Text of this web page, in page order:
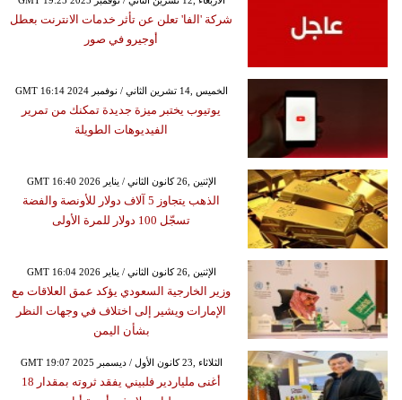
شركة 'الفا' تعلن عن تأثر خدمات الانترنت بعطل
أوجيرو في صور
GMT 16:14 2024 الخميس ,14 تشرين الثاني / نوفمبر
يوتيوب يختبر ميزة جديدة تمكنك من تمرير
الفيديوهات الطويلة
GMT 16:40 2026 الإثنين ,26 كانون الثاني / يناير
الذهب يتجاوز 5 آلاف دولار للأونصة والفضة
تسجّل 100 دولار للمرة الأولى
GMT 16:04 2026 الإثنين ,26 كانون الثاني / يناير
وزير الخارجية السعودي يؤكد عمق العلاقات مع
الإمارات ويشير إلى اختلاف في وجهات النظر
بشأن اليمن
GMT 19:07 2025 الثلاثاء ,23 كانون الأول / ديسمبر
أغنى ملياردير فلبيني يفقد ثروته بمقدار 18